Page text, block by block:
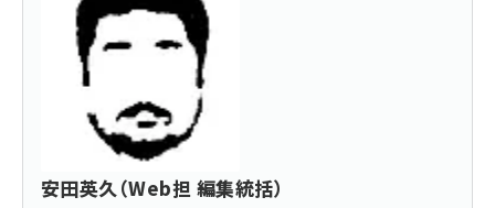
安田英久（Web担 編集統括）